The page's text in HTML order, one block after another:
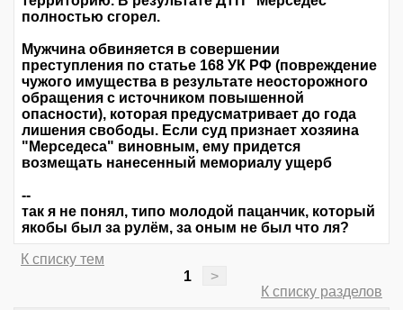
полностью сгорел.
Мужчина обвиняется в совершении
преступления по статье 168 УК РФ (повреждение
чужого имущества в результате неосторожного
обращения с источником повышенной
опасности), которая предусматривает до года
лишения свободы. Если суд признает хозяина
"Мерседеса" виновным, ему придется
возмещать нанесенный мемориалу ущерб
--
так я не понял, типо молодой пацанчик, который
якобы был за рулём, за оным не был что ля?
К списку тем
1
>
К списку разделов